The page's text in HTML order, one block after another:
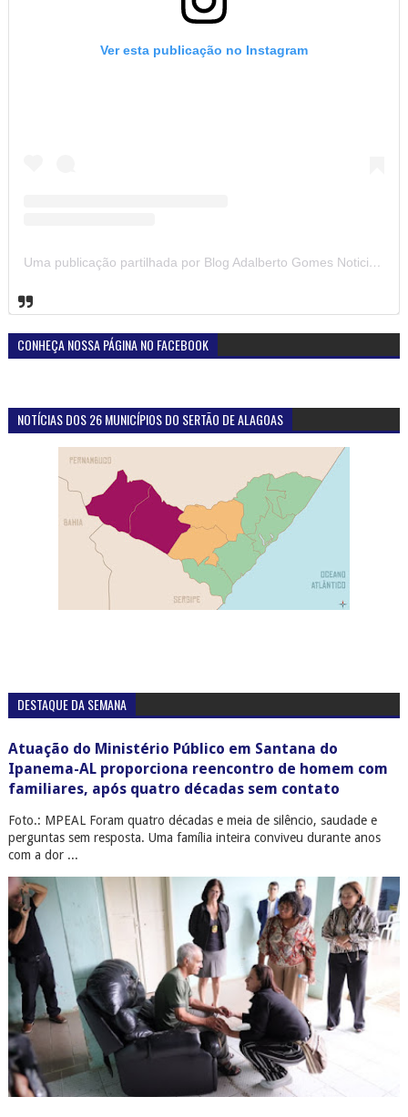
DESTAQUE DA SEMANA
Atuação do Ministério Público em Santana do
Ipanema-AL proporciona reencontro de homem com
familiares, após quatro décadas sem contato
Foto.: MPEAL Foram quatro décadas e meia de silêncio, saudade e